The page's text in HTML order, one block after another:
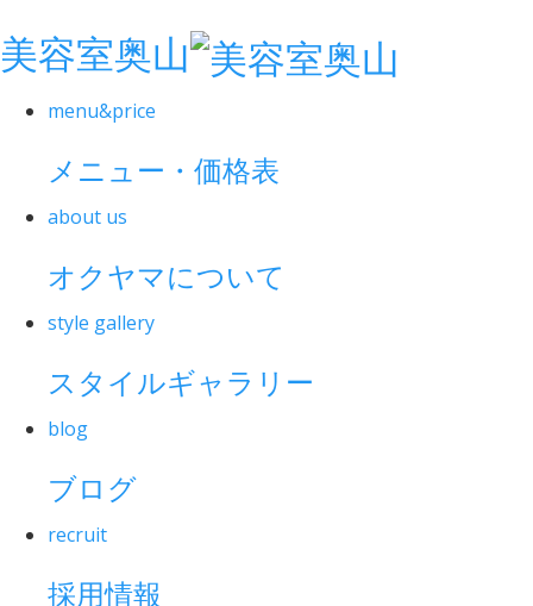
美容室奥山
menu&price
メニュー・価格表
about us
オクヤマについて
style gallery
スタイルギャラリー
blog
ブログ
recruit
採用情報